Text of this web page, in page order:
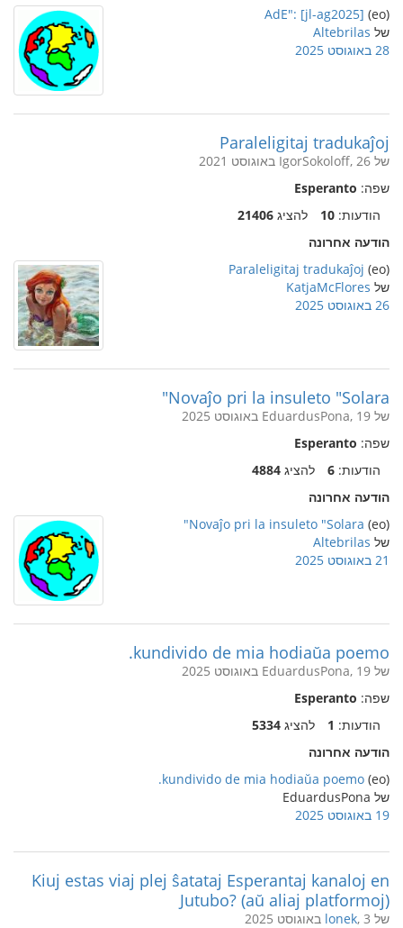
(eo)
AdE": [jl-ag2025]
של Altebrilas
28 באוגוסט 2025
Paraleligitaj tradukaĵoj
של IgorSokoloff, 26 באוגוסט 2021
שפה: Esperanto
הודעות: 10 להציג 21406
הודעה אחרונה
(eo)
Paraleligitaj tradukaĵoj
של KatjaMcFlores
26 באוגוסט 2025
Novaĵo pri la insuleto "Solara"
של EduardusPona, 19 באוגוסט 2025
שפה: Esperanto
הודעות: 6 להציג 4884
הודעה אחרונה
(eo)
Novaĵo pri la insuleto "Solara"
של Altebrilas
21 באוגוסט 2025
kundivido de mia hodiaŭa poemo.
של EduardusPona, 19 באוגוסט 2025
שפה: Esperanto
הודעות: 1 להציג 5334
הודעה אחרונה
(eo)
kundivido de mia hodiaŭa poemo.
של EduardusPona
19 באוגוסט 2025
Kiuj estas viaj plej ŝatataj Esperantaj kanaloj en
Jutubo? (aŭ aliaj platformoj)
של lonek, 3 באוגוסט 2025